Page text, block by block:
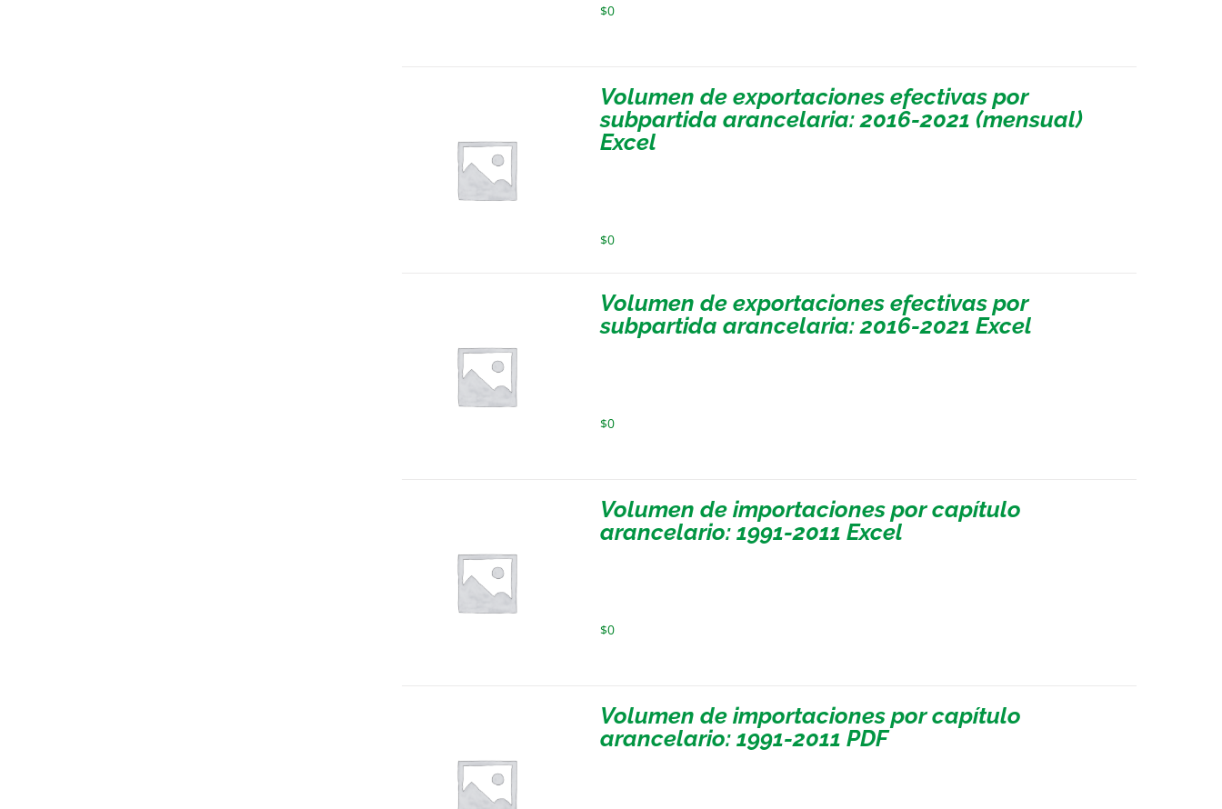
$0
Volumen de exportaciones efectivas por
subpartida arancelaria: 2016-2021 (mensual)
Excel
$0
Volumen de exportaciones efectivas por
subpartida arancelaria: 2016-2021 Excel
$0
Volumen de importaciones por capítulo
arancelario: 1991-2011 Excel
$0
Volumen de importaciones por capítulo
arancelario: 1991-2011 PDF